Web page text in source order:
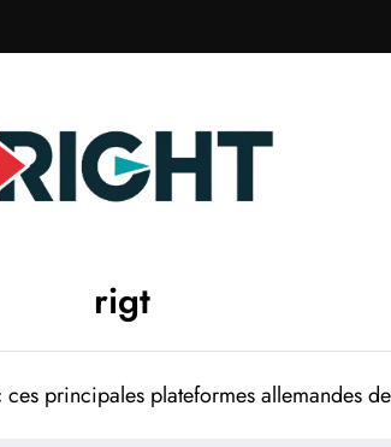
rigt
principales plateformes allemandes